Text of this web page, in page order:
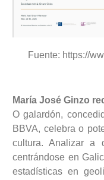
Fuente: https://
María José Ginzo
O galardón,
BBVA, celebra o
cultura. Analizar a
centrándose en
estadísticas en